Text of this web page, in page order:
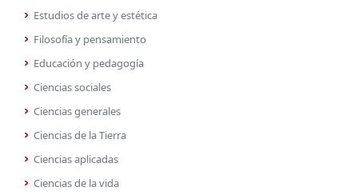
Estudios de arte y estética
Filosofía y pensamiento
Educación y pedagogía
Ciencias sociales
Ciencias generales
Ciencias de la Tierra
Ciencias aplicadas
Ciencias de la vida